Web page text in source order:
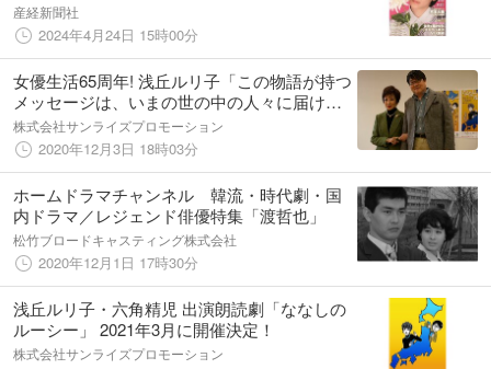
産経新聞社
2024年4月24日 15時00分
女優生活65周年! 浅丘ルリ子「この物語が持つ
メッセージは、いまの世の中の人々に届ける
べき」 浅丘ルリ子、六角精児が登壇!朗読劇
「ななしのルーシー」 合同取材会レポート
株式会社サンライズプロモーション
2020年12月3日 18時03分
ホームドラマチャンネル 韓流・時代劇・国
内ドラマ／レジェンド俳優特集「渡哲也」
松竹ブロードキャスティング株式会社
2020年12月1日 17時30分
浅丘ルリ子・六角精児 出演朗読劇「ななしの
ルーシー」 2021年3月に開催決定！
株式会社サンライズプロモーション